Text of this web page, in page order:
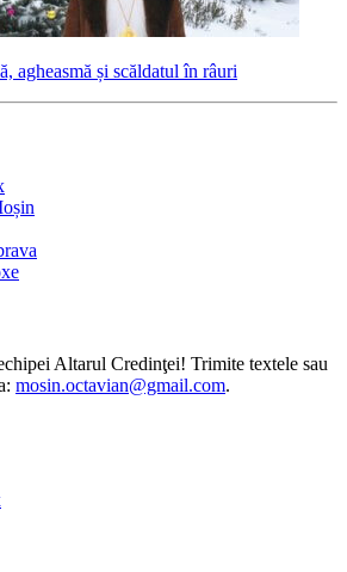
agheasmă și scăldatul în râuri
Altarul Credinţei! Trimite textele sau
mosin.octavian@gmail.com.